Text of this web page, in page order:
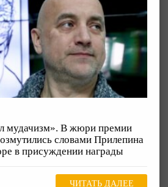
мудачизм». В жюри премии
словами Прилепина
в присуждении награды
ЧИТАТЬ ДАЛЕЕ